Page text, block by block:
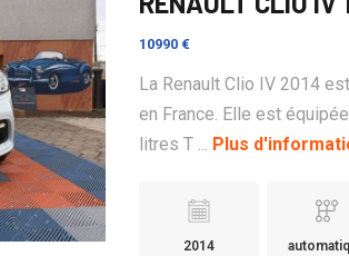
10990 €
La Renault Clio IV 2014
en France. Elle est
litres T ... Plus
2014